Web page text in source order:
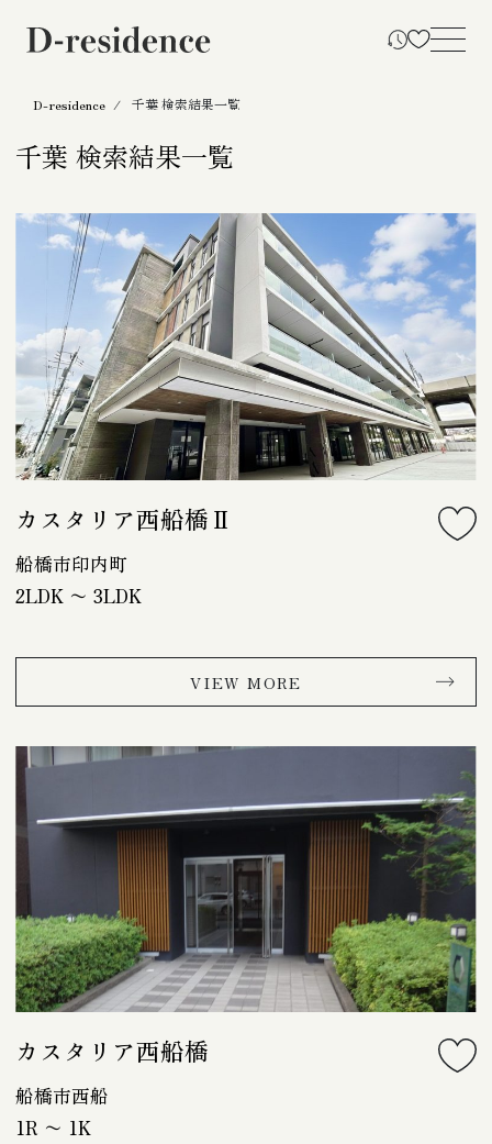
D-residence 千葉 検索結果一覧
千葉 検索結果一覧
千葉 検索結果一覧
カスタリア西船橋Ⅱ
船橋市印内町
2LDK 〜 3LDK
VIEW MORE
カスタリア西船橋
船橋市西船
1R 〜 1K